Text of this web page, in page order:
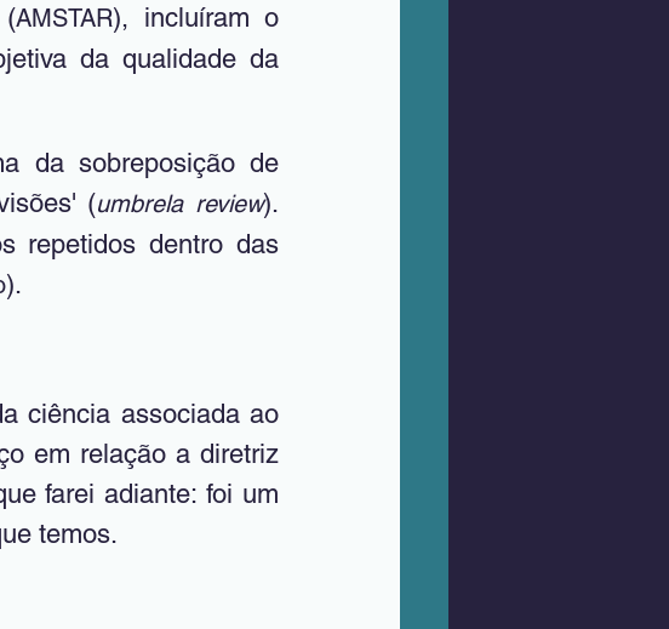
(AMSTAR
da qualidade da
da sobreposição de
(umbrela review).
repetidos dentro das
).
ciência associada ao
em relação a diretriz
farei adiante: foi um
temos.